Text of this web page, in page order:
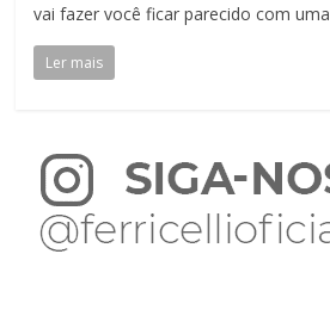
vai fazer você ficar parecido com uma
Ler mais